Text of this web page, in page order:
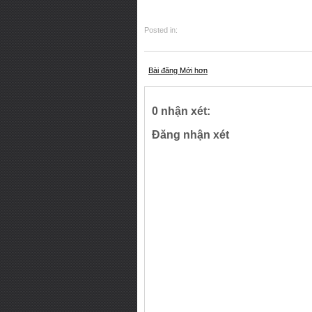
Posted in:
Bài đăng Mới hơn
0 nhận xét:
Đăng nhận xét